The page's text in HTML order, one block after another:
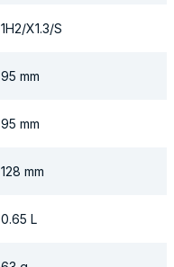
1H2/X1.3/S
95 mm
95 mm
128 mm
0.65 L